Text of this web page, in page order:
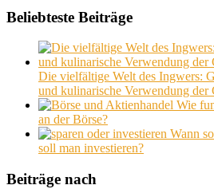
Beliebteste Beiträge
Die vielfältige Welt des Ingwers:
und kulinarische Verwendung der
Wie
an der Börse?
Wann
soll man investieren?
Beiträge nach